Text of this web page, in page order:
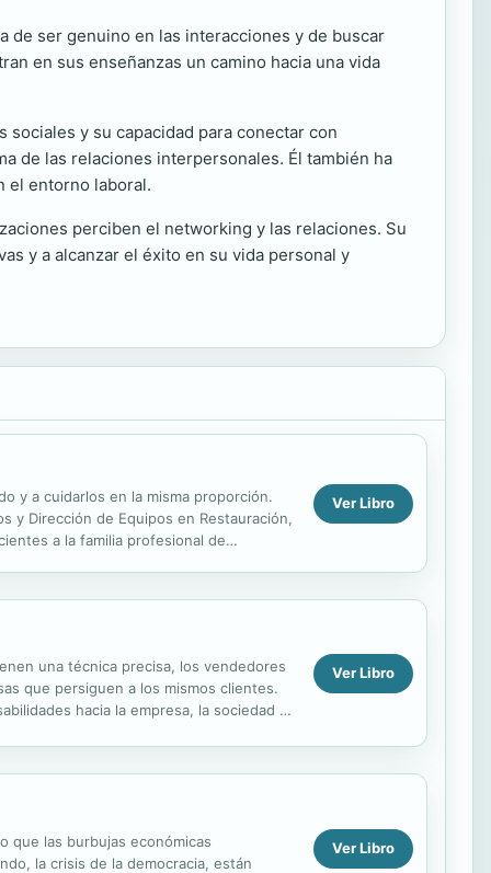
de ser genuino en las interacciones y de buscar
en sus enseñanzas un camino hacia una vida
sociales y su capacidad para conectar con
de las relaciones interpersonales. Él también ha
el entorno laboral.
perciben el networking y las relaciones. Su
y a alcanzar el éxito en su vida personal y
y a cuidarlos en la misma proporción.
y Dirección de Equipos en Restauración,
a la familia profesional de
Ver Libro
una técnica precisa, los vendedores
que persiguen a los mismos clientes.
hacia la empresa, la sociedad y
Ver Libro
que las burbujas económicas
la crisis de la democracia, están
Ver Libro